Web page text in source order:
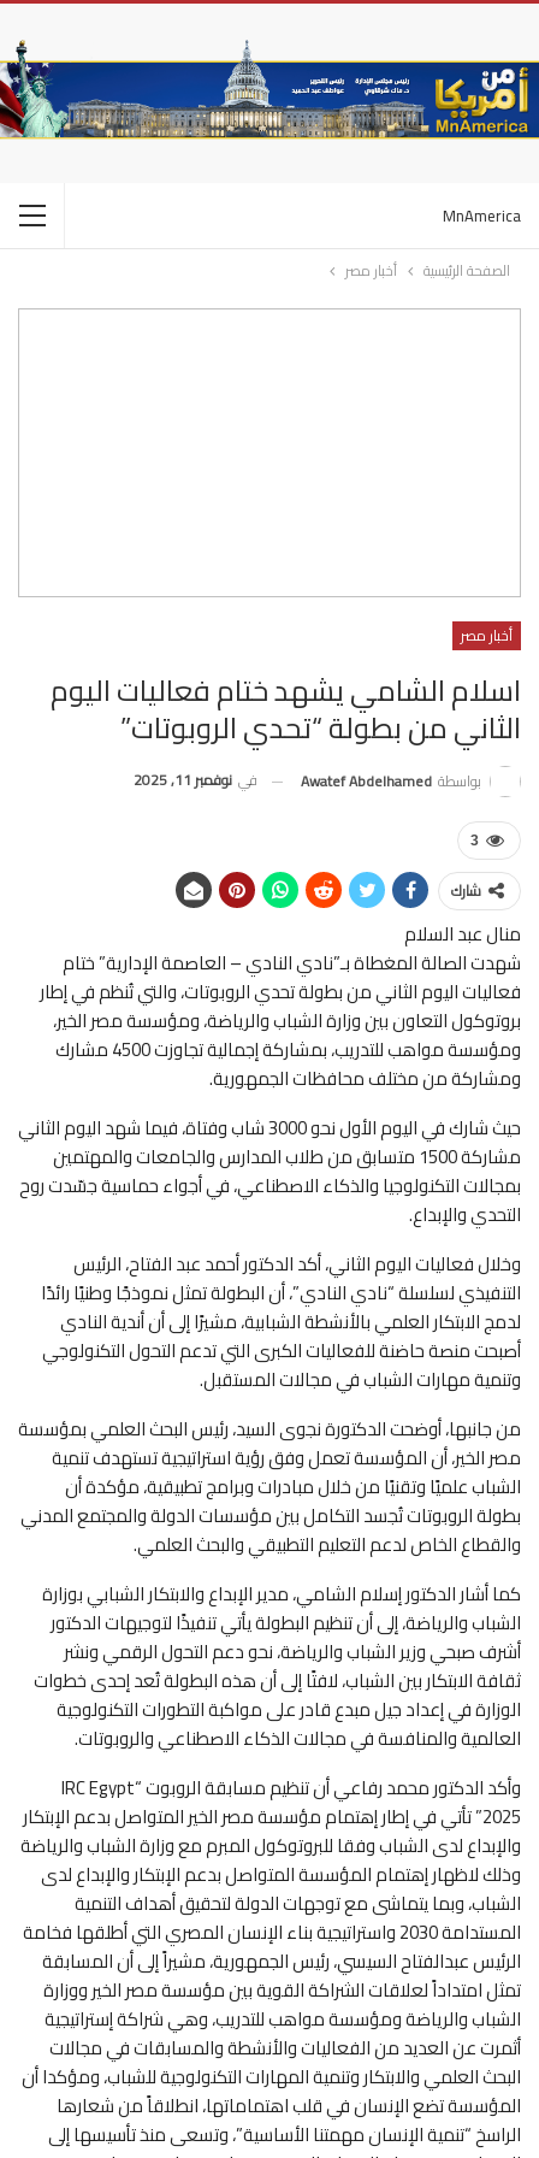
MnAmerica
الصفحة الرئيسية أخبار مصر
أخبار مصر
اسلام الشامي يشهد ختام فعاليات اليوم
الثاني من بطولة “تحدي الروبوتات”
بواسطة Awatef Abdelhamed في نوفمبر 11, 2025
3
شارك
منال عبد السلام
شهدت الصالة المغطاة بـ”نادي النادي – العاصمة الإدارية” ختام
فعاليات اليوم الثاني من بطولة تحدي الروبوتات، والتي تُنظم في إطار
بروتوكول التعاون بين وزارة الشباب والرياضة، ومؤسسة مصر الخير،
ومؤسسة مواهب للتدريب، بمشاركة إجمالية تجاوزت 4500 مشارك
ومشاركة من مختلف محافظات الجمهورية.
حيث شارك في اليوم الأول نحو 3000 شاب وفتاة، فيما شهد اليوم الثاني
مشاركة 1500 متسابق من طلاب المدارس والجامعات والمهتمين
بمجالات التكنولوجيا والذكاء الاصطناعي، في أجواء حماسية جسّدت روح
التحدي والإبداع.
وخلال فعاليات اليوم الثاني، أكد الدكتور أحمد عبد الفتاح، الرئيس
التنفيذي لسلسلة “نادي النادي”، أن البطولة تمثل نموذجًا وطنيًا رائدًا
لدمج الابتكار العلمي بالأنشطة الشبابية، مشيرًا إلى أن أندية النادي
أصبحت منصة حاضنة للفعاليات الكبرى التي تدعم التحول التكنولوجي
وتنمية مهارات الشباب في مجالات المستقبل.
من جانبها، أوضحت الدكتورة نجوى السيد، رئيس البحث العلمي بمؤسسة
مصر الخير، أن المؤسسة تعمل وفق رؤية استراتيجية تستهدف تنمية
الشباب علميًا وتقنيًا من خلال مبادرات وبرامج تطبيقية، مؤكدة أن
بطولة الروبوتات تُجسد التكامل بين مؤسسات الدولة والمجتمع المدني
والقطاع الخاص لدعم التعليم التطبيقي والبحث العلمي.
كما أشار الدكتور إسلام الشامي، مدير الإبداع والابتكار الشبابي بوزارة
الشباب والرياضة، إلى أن تنظيم البطولة يأتي تنفيذًا لتوجيهات الدكتور
أشرف صبحي وزير الشباب والرياضة، نحو دعم التحول الرقمي ونشر
ثقافة الابتكار بين الشباب، لافتًا إلى أن هذه البطولة تُعد إحدى خطوات
الوزارة في إعداد جيل مبدع قادر على مواكبة التطورات التكنولوجية
العالمية والمنافسة في مجالات الذكاء الاصطناعي والروبوتات.
وأكد الدكتور محمد رفاعي أن تنظيم مسابقة الروبوت “IRC Egypt
2025” تأتي في إطار إهتمام مؤسسة مصر الخير المتواصل بدعم الإبتكار
والإبداع لدى الشباب وفقا للبروتوكول المبرم مع وزارة الشباب والرياضة
وذلك لاظهار إهتمام المؤسسة المتواصل بدعم الإبتكار والإبداع لدى
الشباب، وبما يتماشى مع توجهات الدولة لتحقيق أهداف التنمية
المستدامة 2030 واستراتيجية بناء الإنسان المصري التي أطلقها فخامة
الرئيس عبدالفتاح السيسي، رئيس الجمهورية، مشيراً إلى أن المسابقة
تمثل امتداداً لعلاقات الشراكة القوية بين مؤسسة مصر الخير ووزارة
الشباب والرياضة ومؤسسة مواهب للتدريب، وهي شراكة إستراتيجية
أثمرت عن العديد من الفعاليات والأنشطة والمسابقات في مجالات
البحث العلمي والابتكار وتنمية المهارات التكنولوجية للشباب، ومؤكدا أن
المؤسسة تضع الإنسان في قلب اهتماماتها، انطلاقاً من شعارها
الراسخ “تنمية الإنسان مهمتنا الأساسية”، وتسعى منذ تأسيسها إلى